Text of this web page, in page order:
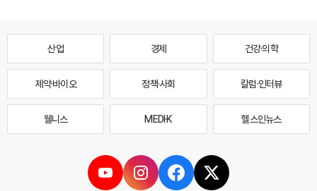
산업 경제 건강·의학
제약·바이오 정책·사회 칼럼·인터뷰
웰니스 MEDI·K 헬스인뉴스